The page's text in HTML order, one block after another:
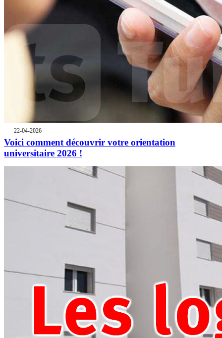
22-04-2026
Voici comment découvrir votre orientation
universitaire 2026 !